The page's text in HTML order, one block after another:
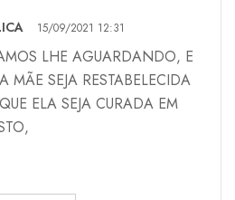
15/09/2021 12:31
LHE AGUARDANDO, E
MÃE SEJA RESTABELECIDA
ELA SEJA CURADA EM